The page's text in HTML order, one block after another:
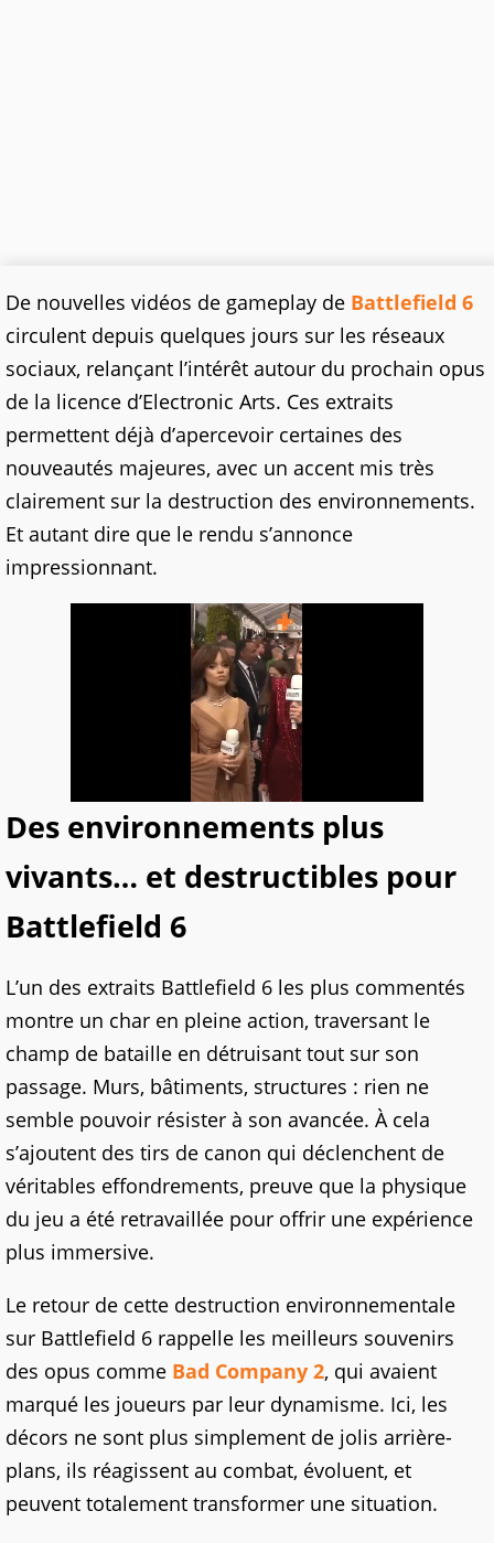
De nouvelles vidéos de gameplay de Battlefield 6
circulent depuis quelques jours sur les réseaux
sociaux, relançant l’intérêt autour du prochain opus
de la licence d’Electronic Arts. Ces extraits
permettent déjà d’apercevoir certaines des
nouveautés majeures, avec un accent mis très
clairement sur la destruction des environnements.
Et autant dire que le rendu s’annonce
impressionnant.
Des environnements plus
vivants… et destructibles pour
Battlefield 6
L’un des extraits Battlefield 6 les plus commentés
montre un char en pleine action, traversant le
champ de bataille en détruisant tout sur son
passage. Murs, bâtiments, structures : rien ne
semble pouvoir résister à son avancée. À cela
s’ajoutent des tirs de canon qui déclenchent de
véritables effondrements, preuve que la physique
du jeu a été retravaillée pour offrir une expérience
plus immersive.
Le retour de cette destruction environnementale
sur Battlefield 6 rappelle les meilleurs souvenirs
des opus comme Bad Company 2, qui avaient
marqué les joueurs par leur dynamisme. Ici, les
décors ne sont plus simplement de jolis arrière-
plans, ils réagissent au combat, évoluent, et
peuvent totalement transformer une situation.